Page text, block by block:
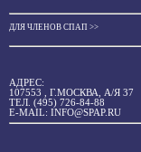
ДЛЯ ЧЛЕНОВ СПАП >>
АДРЕС:
107553 , Г.МОСКВА, А/Я 37
ТЕЛ. (495) 726-84-88
E-MAIL: INFO@SPAP.RU